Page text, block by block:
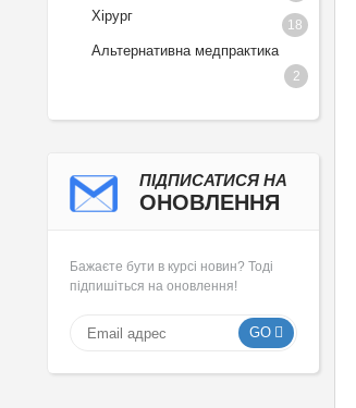
Хірург
18
Альтернативна медпрактика
2
ПІДПИСАТИСЯ НА
ОНОВЛЕННЯ
Бажаєте бути в курсі новин? Тоді
підпишіться на оновлення!
GO